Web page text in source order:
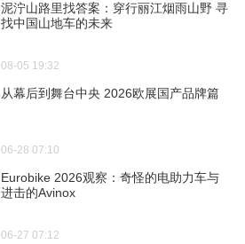
泥泞山路里找答案：穿行丽江烟雨山野 寻
找中国山地车的未来
08-05 19:32
从幕后到舞台中央 2026欧展国产品牌篇
06-28 07:10
Eurobike 2026观察：奇怪的电助力车与
进击的Avinox
06-27 07:12